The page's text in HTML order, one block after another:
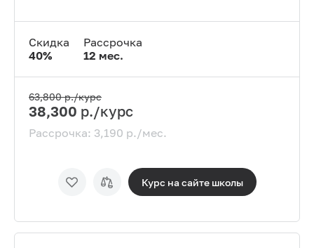
Скидка
40%
Рассрочка
12 мес.
63,800р./курс
38,300 р./курс
Рассрочка: 3,190 р./мес.
Курс на сайте школы